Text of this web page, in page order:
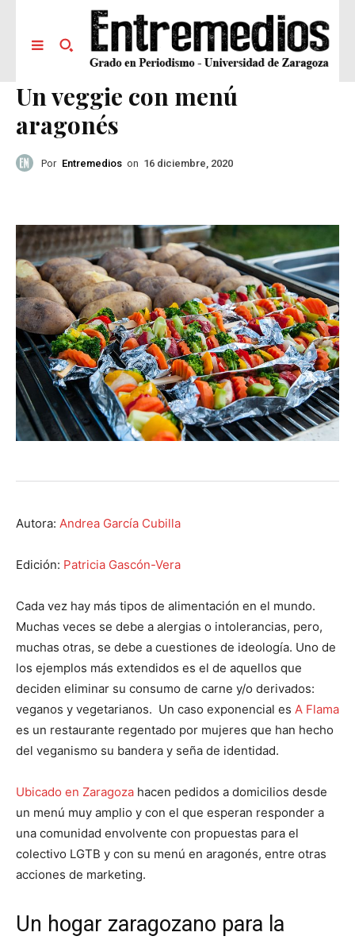
Un veggie con menú
aragonés
Por Entremedios on 16 diciembre, 2020
Autora: Andrea García Cubilla
Edición: Patricia Gascón-Vera
Cada vez hay más tipos de alimentación en el mundo.
Muchas veces se debe a alergias o intolerancias, pero,
muchas otras, se debe a cuestiones de ideología. Uno de
los ejemplos más extendidos es el de aquellos que
deciden eliminar su consumo de carne y/o derivados:
veganos y vegetarianos. Un caso exponencial es A Flama
es un restaurante regentado por mujeres que han hecho
del veganismo su bandera y seña de identidad.
Ubicado en Zaragoza hacen pedidos a domicilios desde
un menú muy amplio y con el que esperan responder a
una comunidad envolvente con propuestas para el
colectivo LGTB y con su menú en aragonés, entre otras
acciones de marketing.
Un hogar zaragozano para la